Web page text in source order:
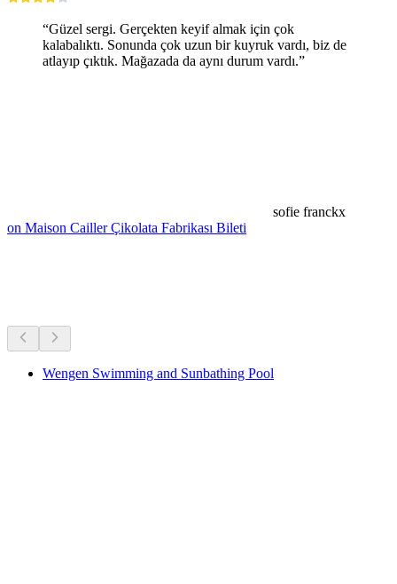
“Güzel sergi. Gerçekten keyif almak için çok
kalabalıktı. Sonunda çok uzun bir kuyruk vardı, biz de
atlayıp çıktık. Mağazada da aynı durum vardı.”
sofie franckx
on Maison Cailler Çikolata Fabrikası Bileti
Wengen Swimming and Sunbathing Pool